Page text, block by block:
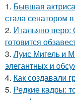
1. Бывшая
стала сенатором
2. Итальяно веро:
готовится
3. Луис Мигель и
элегантных и
4. Как создавали
5. Редкие кадры: